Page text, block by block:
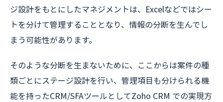
ジ設計をもとにしたマネジメントは、Excelなどではシー
トを分けて管理することとなり、情報の分断を生んでし
まう可能性があります。
そのような分断を生まないために、ここからは案件の種
類ごとにステージ設計を行い、管理項目も分けられる機
能を持ったCRM/SFAツールとしてZoho CRM での実現方